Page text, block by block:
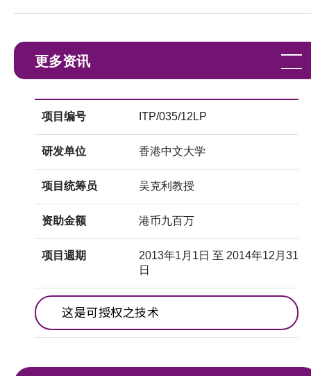
更多资讯
项目编号 ITP/035/12LP
研发单位 香港中文大学
项目统筹员 吴克利教授
资助金额 港币九百万
项目週期
2013年1月1日 至 2014年12月31
日
这是可授权之技术